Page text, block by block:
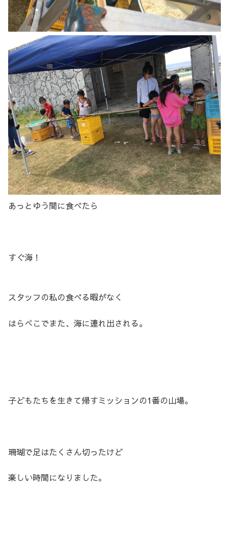
あっとゆう間に食べたら
すぐ海！
スタッフの私の食べる暇がなく
はらぺこでまた、海に連れ出される。
子どもたちを生きて帰すミッションの1番の山場。
珊瑚で足はたくさん切ったけど
楽しい時間になりました。